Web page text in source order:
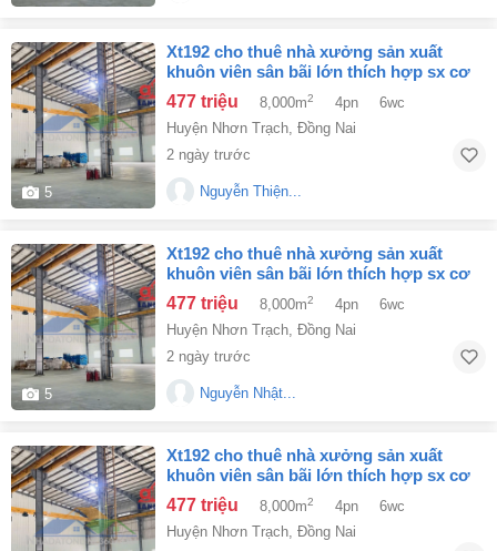
5
xt192 cho thuê nhà xưởng sản xuất
khuôn viên sân bãi lớn thích hợp sx cơ
khí cn phụ trợ
477 triệu 8,000m2 4pn
6wc
Huyện Nhơn Trạch, Đồng Nai
2 ngày trước
Nguyễn Thiện...
5
xt192 cho thuê nhà xưởng sản xuất
khuôn viên sân bãi lớn thích hợp sx cơ
khí cn phụ trợ
477 triệu 8,000m2 4pn
6wc
Huyện Nhơn Trạch, Đồng Nai
2 ngày trước
Nguyễn Nhật...
xt192 cho thuê nhà xưởng sản xuất
khuôn viên sân bãi lớn thích hợp sx cơ
khí cn phụ trợ
477 triệu 8,000m2 4pn
6wc
Huyện Nhơn Trạch, Đồng Nai